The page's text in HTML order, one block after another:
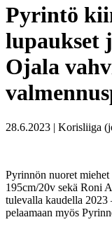
Pyrintö
lupaukset
Ojala
28.6.2023 | Korisliiga
Pyrinnön nuoret
195cm/20v sekä Roni
tulevalla kaudella
pelaamaan myös